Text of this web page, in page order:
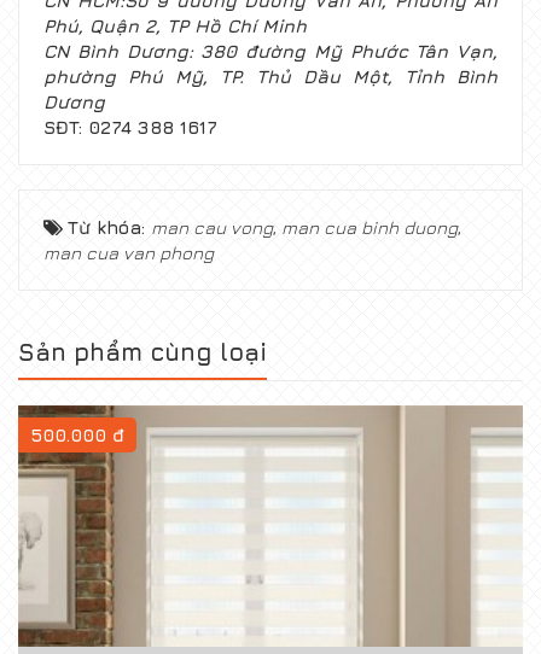
Phú, Quận 2, TP Hồ Chí Minh
CN Bình Dương: 380 đường Mỹ Phước Tân Vạn,
phường Phú Mỹ, TP. Thủ Dầu Một, Tỉnh Bình
Dương
SĐT: 0274 388 1617
Từ khóa: man cau vong, man cua binh duong,
man cua van phong
Sản phẩm cùng loại
500.000 đ